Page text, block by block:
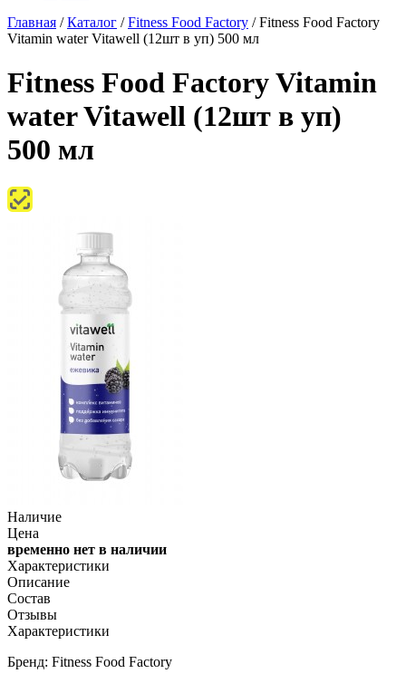
Главная /Каталог /Fitness Food Factory /Fitness Food Factory
Vitamin water Vitawell (12шт в уп) 500 мл
Fitness Food Factory Vitamin
water Vitawell (12шт в уп)
500 мл
Наличие
Цена
временно нет в наличии
Характеристики
Описание
Состав
Отзывы
Характеристики
Бренд: Fitness Food Factory